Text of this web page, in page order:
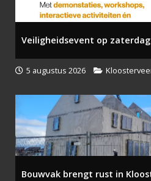
Veiligheidsevent op zaterdag
5 augustus 2026
Bouwvak brengt rust in